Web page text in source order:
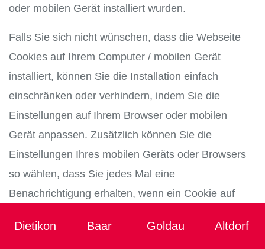
oder mobilen Gerät installiert wurden.
Falls Sie sich nicht wünschen, dass die Webseite
Cookies auf Ihrem Computer / mobilen Gerät
installiert, können Sie die Installation einfach
einschränken oder verhindern, indem Sie die
Einstellungen auf Ihrem Browser oder mobilen
Gerät anpassen. Zusätzlich können Sie die
Einstellungen Ihres mobilen Geräts oder Browsers
so wählen, dass Sie jedes Mal eine
Benachrichtigung erhalten, wenn ein Cookie auf
Damit können Sie entscheiden, ob Sie diese
Dietikon Baar Goldau Altdorf